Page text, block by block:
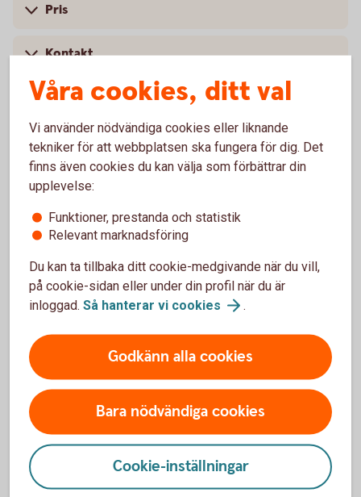
Pris
Kontakt
Fler företagslån
Fastighetslån i Swedbank
För att se detta innehåll behöver du först
godkänna cookies för Funktioner, prestanda
och statistik.
Inställningar för cookies
Våra cookies, ditt val
Vi använder nödvändiga cookies eller liknande
tekniker för att webbplatsen ska fungera för dig. Det
finns även cookies du kan välja som förbättrar din
upplevelse:
Funktioner, prestanda och statistik
Relevant marknadsföring
Du kan ta tillbaka ditt cookie-medgivande när du vill,
på cookie-sidan eller under din profil när du är
inloggad. Så hanterar vi cookies .
Godkänn alla cookies
Bara nödvändiga cookies
Cookie-inställningar